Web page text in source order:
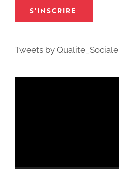
Tweets by Qualite_Sociale